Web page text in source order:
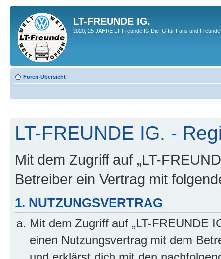
LT-FREUNDE IG.
2020; 25 JAHRE LT-Freunde IG.Die IG für Fans und
Foren-Übersicht
LT-FREUNDE IG. -
Mit dem Zugriff auf „LT-
Betreiber ein Vertrag mit
1. NUTZUNGSVERTRAG
Mit dem Zugriff auf „LT-FREUNDE
einen Nutzungsvertrag mit dem